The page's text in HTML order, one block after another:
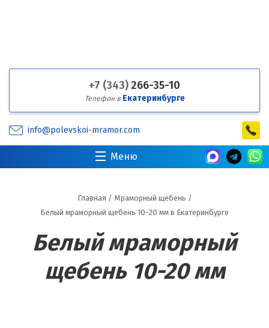
+7 (343) 266-35-10
Телефон в Екатеринбурге
info@polevskoi-mramor.com
Меню
Главная / Мраморный щебень /
Белый мраморный щебень 10-20 мм в Екатеринбурге
Белый мраморный
щебень 10-20 мм